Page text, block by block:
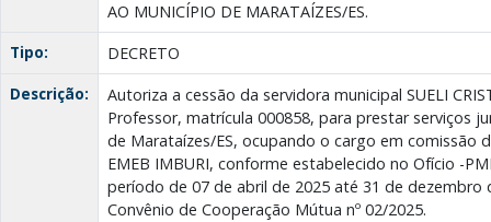
AO MUNICÍPIO DE MARATAÍZES/ES.
Tipo:
DECRETO
Descrição:
Autoriza a cessão da servidora municipal SUELI
Professor, matrícula 000858, para prestar serviços
de Marataízes/ES, ocupando o cargo em comissão
EMEB IMBURI, conforme estabelecido no Ofício -
período de 07 de abril de 2025 até 31 de dezembro
Convênio de Cooperação Mútua nº 02/2025.